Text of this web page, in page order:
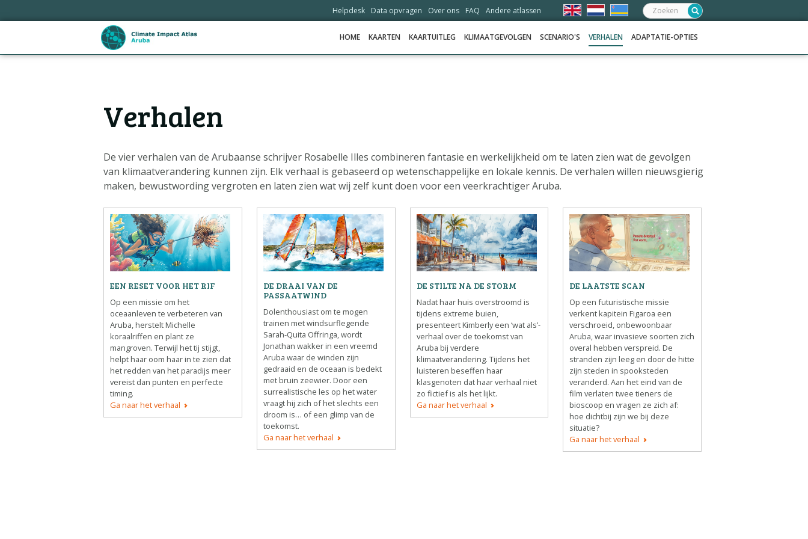
links
HOME KAARTEN KAARTUITLEG KLIMAATGEVOLGEN SCENARIO'S VERHALEN ADAPTATIE-OPTIES
Helpdesk Data opvragen Over ons FAQ Andere atlassen Zoeken:
Verhalen
De vier verhalen van de Arubaanse schrijver Rosabelle Illes combineren fantasie en werkelijkheid om te laten zien wat de gevolgen
van klimaatverandering kunnen zijn. Elk verhaal is gebaseerd op wetenschappelijke en lokale kennis. De verhalen willen nieuwsgierig
maken, bewustwording vergroten en laten zien watwij zelf kunt doen voor een veerkrachtiger Aruba.
EEN RESET VOOR HET RIF
Op een missie om het
oceaanleven te verbeteren van
Aruba, herstelt Michelle
koraalriffen en plant ze
mangroven. Terwijl het tij stijgt,
helpt haar oom haar in te zien dat
het redden van het paradijs meer
vereist dan punten en perfecte
timing.
Ga naar het verhaal
DE DRAAI VAN DE
PASSAATWIND
Dolenthousiast om te mogen
trainen met windsurflegende
Sarah-Quita Offringa, wordt
Jonathan wakker in een vreemd
Aruba waar de winden zijn
gedraaid en de oceaan is bedekt
met bruin zeewier. Door een
surrealistische les op het water
vraagt hij zich of het slechts een
droom is… of een glimp van de
toekomst.
Ga naar het verhaal
DE STILTE NA DE STORM
Nadat haar huis overstroomd is
tijdens extreme buien,
presenteert Kimberly een ‘wat als’-
verhaal over de toekomst van
Aruba bij verdere
klimaatverandering. Tijdens het
luisteren beseffen haar
klasgenoten dat haar verhaal niet
zo fictief is als het lijkt.
Ga naar het verhaal
DE LAATSTE SCAN
Op een futuristische missie
verkent kapitein Figaroa een
verschroeid, onbewoonbaar
Aruba, waar invasieve soorten zich
overal hebben verspreid. De
stranden zijn leeg en door de hitte
zijn steden in spooksteden
veranderd. Aan het eind van de
film verlaten twee tieners de
bioscoop en vragen ze zich af:
hoe dichtbij zijn we bij deze
situatie?
Ga naar het verhaal
KLIMAATGEVOLGEN
SCENARIO'S
VERHALEN
ADAPTATIE-OPTIES
Metanavigatie
HELPDESK
DATA OPVRAGEN
OVER ONS
ANDERE ATLASSEN